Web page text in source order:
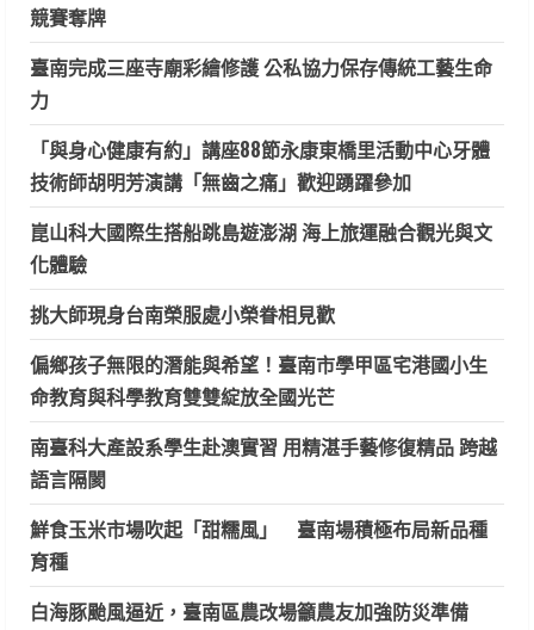
競賽奪牌
臺南完成三座寺廟彩繪修護 公私協力保存傳統工藝生命
力
「與身心健康有約」講座88節永康東橋里活動中心牙體
技術師胡明芳演講「無齒之痛」歡迎踴躍參加
崑山科大國際生搭船跳島遊澎湖 海上旅運融合觀光與文
化體驗
挑大師現身台南榮服處小榮眷相見歡
偏鄉孩子無限的潛能與希望！臺南市學甲區宅港國小生
命教育與科學教育雙雙綻放全國光芒
南臺科大產設系學生赴澳實習 用精湛手藝修復精品 跨越
語言隔閡
鮮食玉米市場吹起「甜糯風」 臺南場積極布局新品種
育種
白海豚颱風逼近，臺南區農改場籲農友加強防災準備